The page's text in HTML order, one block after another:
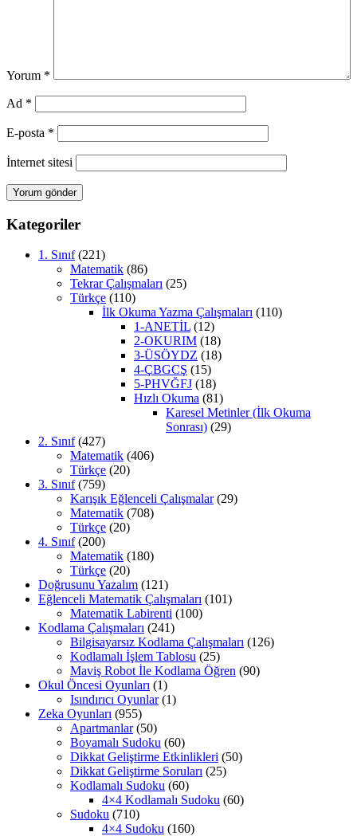
Yorum *
Ad *
E-posta *
İnternet sitesi
Kategoriler
1. Sınıf(221)
Matematik (86)
Tekrar Çalışmaları (25)
Türkçe (110)
İlk Okuma Yazma Çalışmaları (110)
1-ANETİL (12)
2-OKURIM (18)
3-ÜSÖYDZ (18)
4-ÇBGCŞ (15)
5-PHVĞFJ (18)
Hızlı Okuma (81)
Karesel Metinler (İlk Okuma
Sonrası) (29)
2. Sınıf(427)
Matematik (406)
Türkçe (20)
3. Sınıf(759)
Karışık Eğlenceli Çalışmalar(29)
Matematik (708)
Türkçe (20)
4. Sınıf(200)
Matematik (180)
Türkçe (20)
Doğrusunu Yazalım (121)
Eğlenceli Matematik Çalışmaları (101)
Matematik Labirenti (100)
Kodlama Çalışmaları (241)
Bilgisayarsız Kodlama Çalışmaları (126)
Kodlamalı İşlem Tablosu (25)
Maviş Robot İle Kodlama Öğren (90)
Okul Öncesi Oyunları (1)
Isındırıcı Oyunlar(1)
Zeka Oyunları (955)
Apartmanlar(50)
Boyamalı Sudoku (60)
Dikkat Geliştirme Etkinlikleri (50)
Dikkat Geliştirme Soruları (25)
Kodlamalı Sudoku (60)
4×4 Kodlamalı Sudoku (60)
Sudoku (710)
4×4 Sudoku (160)